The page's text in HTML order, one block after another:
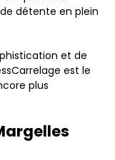
détente en plein
et de
est le
plus